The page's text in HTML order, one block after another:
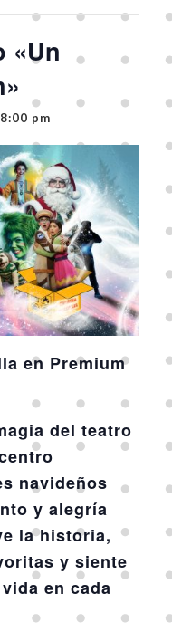
«Un
8:00 pm
en Premium
del teatro
navideños
y alegría
la historia,
y siente
en cada